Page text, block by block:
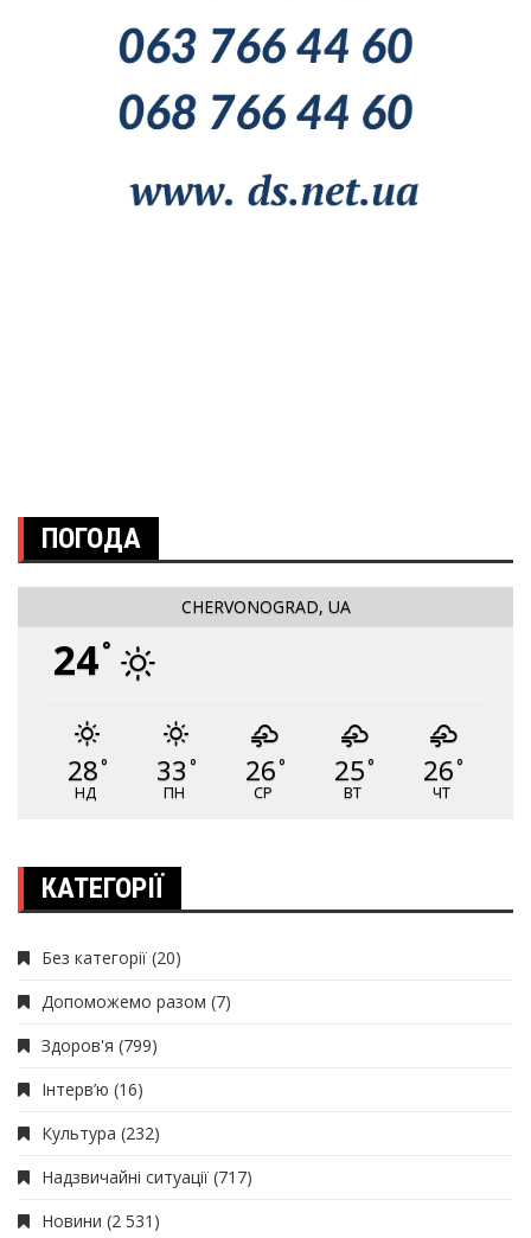
ПОГОДА
CHERVONOGRAD, UA
24°
28°
НД
33 °
ПН
26°
СР
25°
ВТ
26°
ЧТ
КАТЕГОРІЇ
Без категорії (20)
Допоможемо разом (7)
Здоров'я (799)
Інтерв’ю (16)
Культура (232)
Надзвичайні ситуації (717)
Новини (2 531)